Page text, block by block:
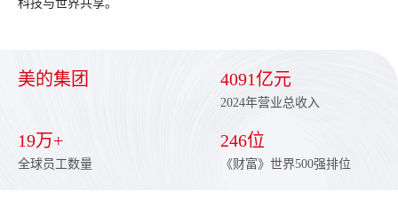
科技与世界共享。
美的集团 4091亿元
2024年营业总收入
19万+
全球员工数量
246位
《财富》世界500强排位